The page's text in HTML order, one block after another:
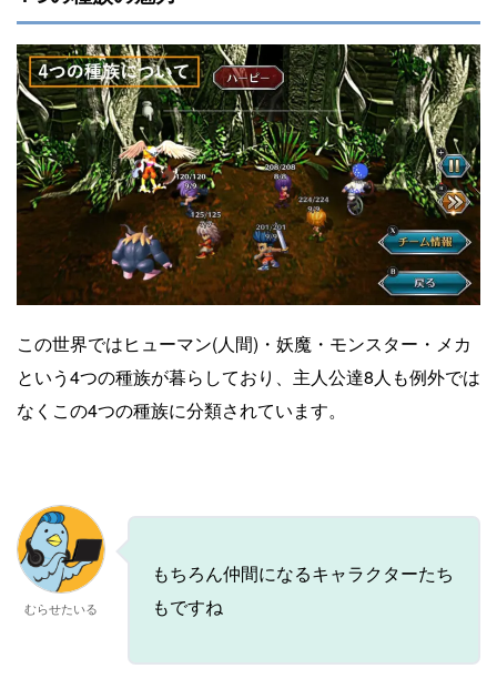
この世界ではヒューマン(人間)・妖魔・モンスター・メカ
という4つの種族が暮らしており、主人公達8人も例外では
なくこの4つの種族に分類されています。
むらせたいる
もちろん仲間になるキャラクターたち
もですね